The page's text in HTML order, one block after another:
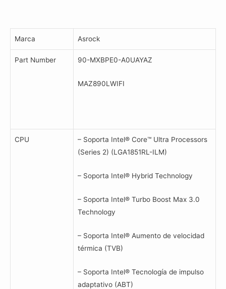
Marca Asrock
Part Number 90-MXBPE0-A0UAYAZ
MAZ890LWIFI
CPU
– Soporta Intel® Core™ Ultra Processors
(Series 2) (LGA1851RL-ILM)
– Soporta Intel® Hybrid Technology
– Soporta Intel® Turbo Boost Max 3.0
Technology
– Soporta Intel® Aumento de velocidad
térmica (TVB)
– Soporta Intel® Tecnología de impulso
adaptativo (ABT)